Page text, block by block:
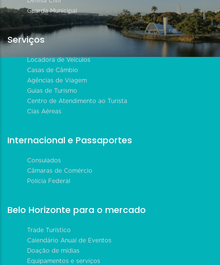
Guarda Municipal
Serviços
Locadora de Veículos
Casas de Câmbio
Agências de Viagem
Guias de Turismo
Centro de Atendimento ao Turista
Cias Aéreas
Internacional e Passaportes
Consulados
Câmaras de Comércio
Polícia Federal
Belo Horizonte para o mercado
Trade Turístico
Calendário Anual de Eventos
Doação de mídias
Equipamentos e serviços